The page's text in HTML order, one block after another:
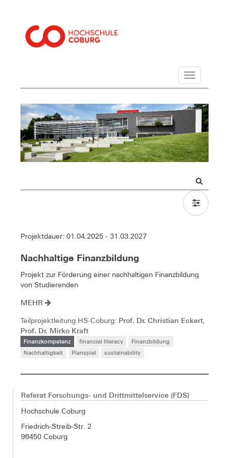
Navigation
Projektdauer: 01.04.2025 - 31.03.2027
Nachhaltige Finanzbildung
Projekt zur Förderung einer nachhaltigen Finanzbildung
von Studierenden
MEHR
Teilprojektleitung HS-Coburg: Prof. Dr. Christian Eckert,
Prof. Dr. Mirko Kraft
Finanzkompetenz financial literacy
Finanzbildung
Nachhaltigkeit
Planspiel sustainability
Referat Forschungs- und Drittmittelservice (FDS)
Hochschule Coburg
Friedrich-Streib-Str. 2
96450 Coburg